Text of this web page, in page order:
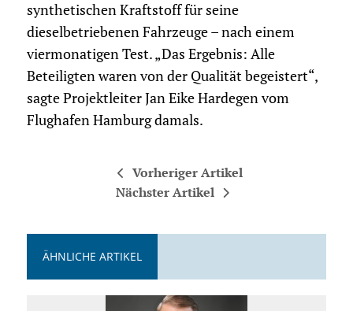
synthetischen Kraftstoff für seine
dieselbetriebenen Fahrzeuge – nach einem
viermonatigen Test. „Das Ergebnis: Alle
Beteiligten waren von der Qualität begeistert“,
sagte Projektleiter Jan Eike Hardegen vom
Flughafen Hamburg damals.
Vorheriger Artikel
Nächster Artikel
ÄHNLICHE ARTIKEL